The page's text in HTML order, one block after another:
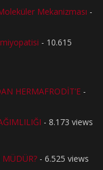
Mekanizması -
- 10.615
HERMAFRODİT’E -
- 8.173 views
- 6.525 views